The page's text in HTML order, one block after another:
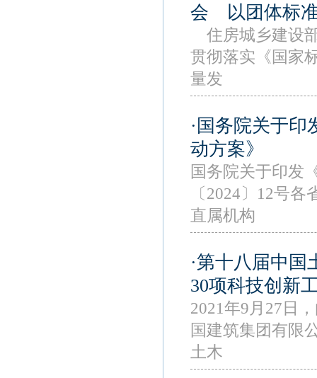
会 以团体标
住房城乡建设
贯彻落实《国家
量发
·国务院关于
动方案》
国务院关于印发
〔2024〕12号
直属机构
·第十八届中
30项科技创新
2021年9月27日
国建筑集团有限
土木